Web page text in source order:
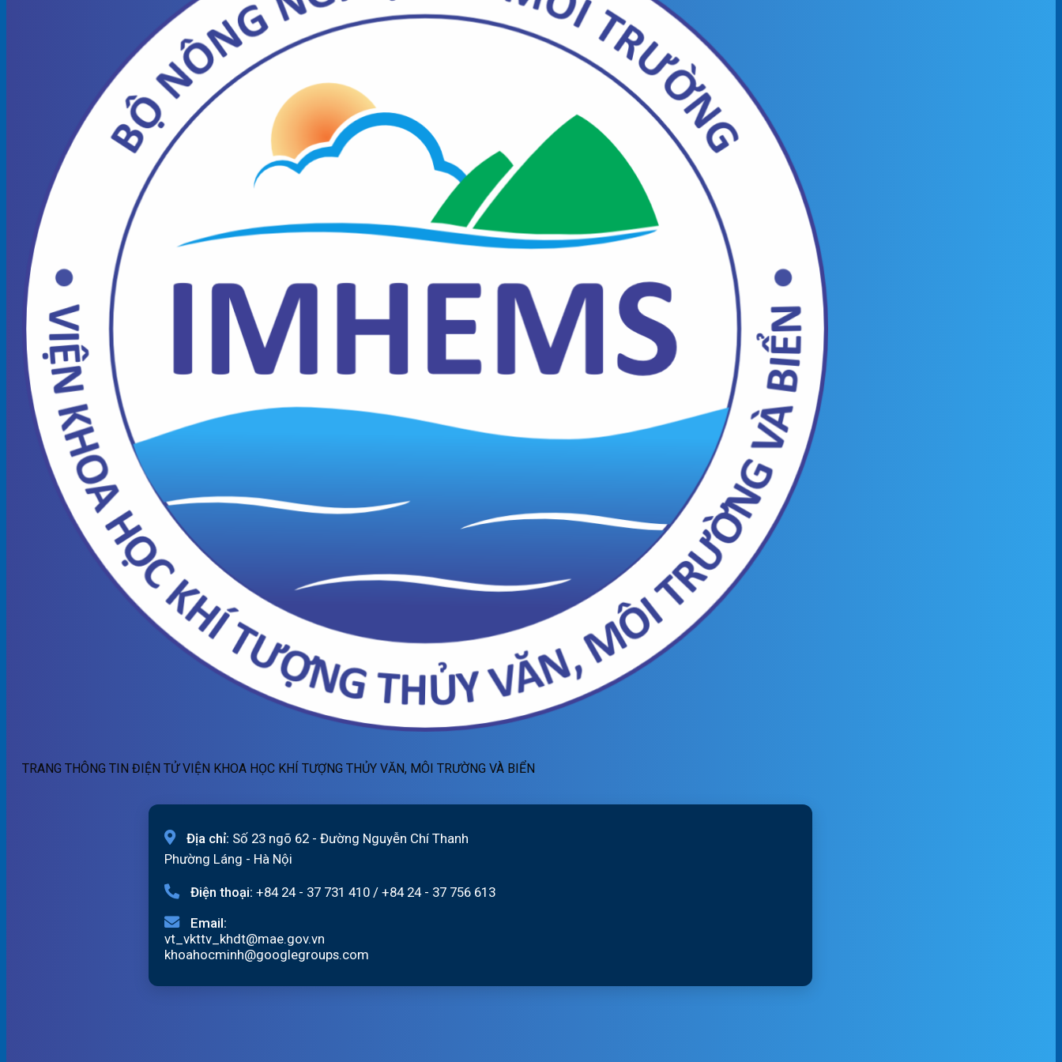
TRANG THÔNG TIN ĐIỆN TỬ VIỆN KHOA HỌC KHÍ TƯỢNG THỦY VĂN, MÔI TRƯỜNG VÀ BIỂN
Địa chỉ: Số 23 ngõ 62 - Đường Nguyễn Chí Thanh
Phường Láng - Hà Nội
Điện thoại: +84 24 - 37 731 410 / +84 24 - 37 756 613
Email:
vt_vkttv_khdt@mae.gov.vn
khoahocminh@googlegroups.com